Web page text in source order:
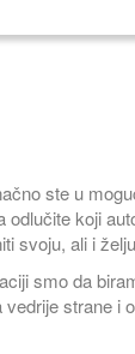
ste u
koji
svoju, ali i
smo da
strane i
Chrysler
Na teritoriji